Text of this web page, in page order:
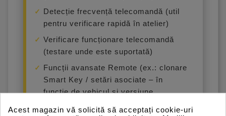
Detecție frecvență telecomandă (util
pentru verificare rapidă în atelier)
Verificare funcționare telecomandă
(testare unde este suportată)
Funcții avansate Remote (ex.: clonare
Smart Key / setări asociate – în
funcție de vehicul și versiune
Acest magazin vă solicită să acceptați cookie-uri